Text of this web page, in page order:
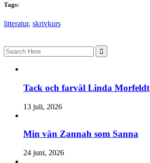
Tags:
litteratur, skrivkurs
Search
for:
Tack och farväl Linda Morfeldt
13 juli, 2026
Min vän Zannah som Sanna
24 juni, 2026